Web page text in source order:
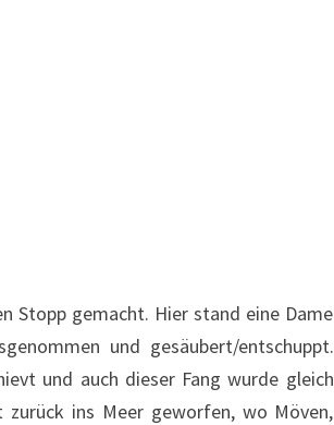
Stopp gemacht. Hier stand eine Dame
und gesäubert/entschuppt.
und auch dieser Fang wurde gleich
ins Meer geworfen, wo Möven,